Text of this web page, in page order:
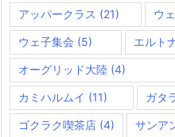
アッパークラス (21) ウ
ウェ子集会 (5) エルト
オーグリッド大陸 (4)
カミハルムイ (11) ガタ
ゴクラク喫茶店 (4) サンア